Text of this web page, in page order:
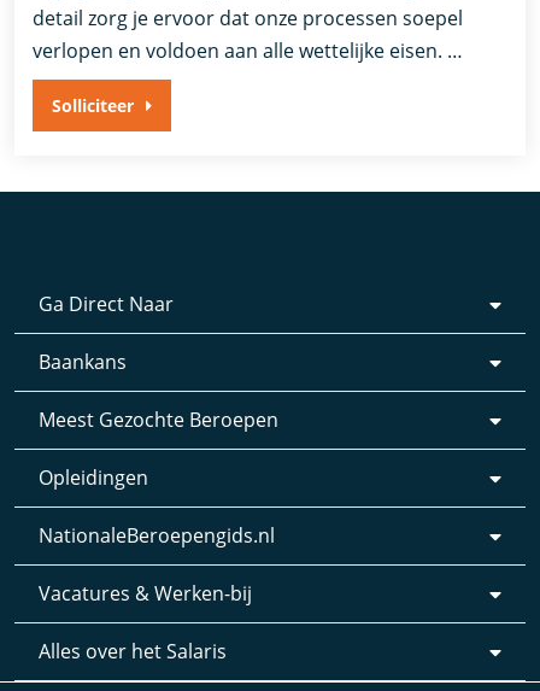
detail zorg je ervoor dat onze processen soepel
verlopen en voldoen aan alle wettelijke eisen. …
Solliciteer
Ga Direct Naar
Baankans
Meest Gezochte Beroepen
Opleidingen
NationaleBeroepengids.nl
Vacatures & Werken-bij
Alles over het Salaris